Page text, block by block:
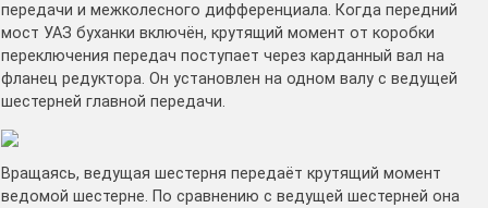
передачи и межколесного дифференциала. Когда передний
мост УАЗ буханки включён, крутящий момент от коробки
переключения передач поступает через карданный вал на
фланец редуктора. Он установлен на одном валу с ведущей
шестерней главной передачи.
Вращаясь, ведущая шестерня передаёт крутящий момент
ведомой шестерне. По сравнению с ведущей шестерней она